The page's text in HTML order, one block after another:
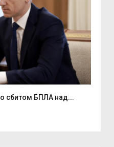
сбитом БПЛА над...